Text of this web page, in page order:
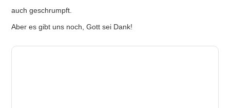
auch geschrumpft.
Aber es gibt uns noch, Gott sei Dank!